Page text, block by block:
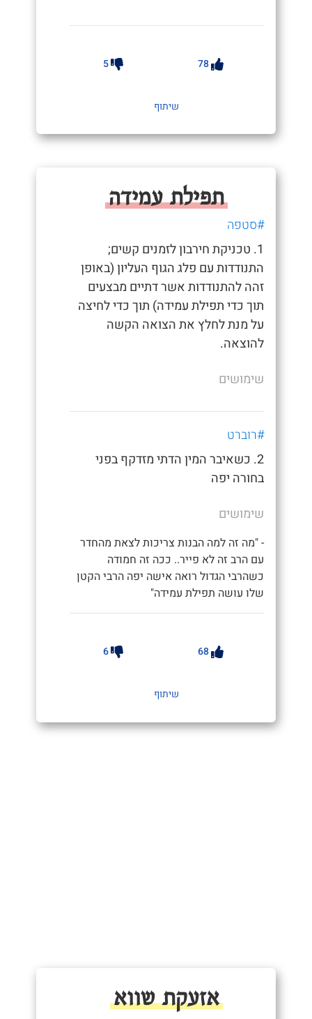
78
5
שיתוף
תפילת עמידה
#סטפה
1. טכניקת חירבון לזמנים קשים;
התנודדות עם פלג הגוף העליון (באופן
זהה להתנודדות אשר דתיים מבצעים
תוך כדי תפילת עמידה) תוך כדי לחיצה
על מנת לחלץ את הצואה הקשה
להוצאה.
שימושים
#רוברט
2. כשאיבר המין הדתי מזדקף בפני
בחורה יפה
שימושים
- "מה זה למה הבנות צריכות לצאת מהחדר
עם הרב זה לא פייר.. ככה זה חמודה
כשהרבי הגדול רואה אישה יפה הרבי הקטן
שלו עושה תפילת עמידה"
68
6
שיתוף
אזעקת שווא